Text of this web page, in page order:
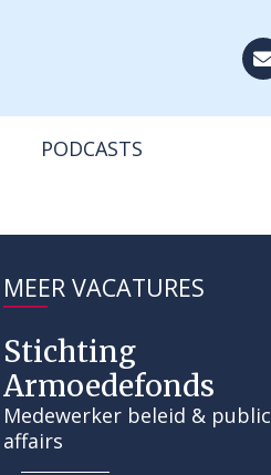
PODCASTS
MEER VACATURES
Stichting
Armoedefonds
Medewerker beleid & public
affairs